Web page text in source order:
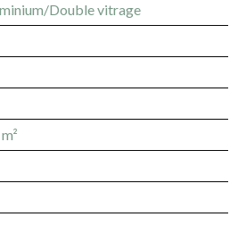
Double vitrage
m²